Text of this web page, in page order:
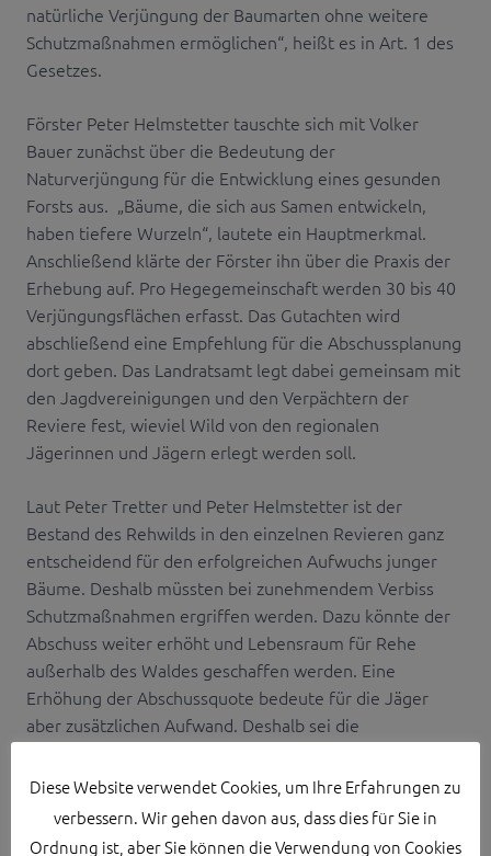
natürliche Verjüngung der Baumarten ohne weitere
Schutzmaßnahmen ermöglichen“, heißt es in Art. 1 des
Gesetzes.
Förster Peter Helmstetter tauschte sich mit Volker
Bauer zunächst über die Bedeutung der
Naturverjüngung für die Entwicklung eines gesunden
Forsts aus. „Bäume, die sich aus Samen entwickeln,
haben tiefere Wurzeln“, lautete ein Hauptmerkmal.
Anschließend klärte der Förster ihn über die Praxis der
Erhebung auf. Pro Hegegemeinschaft werden 30 bis 40
Verjüngungsflächen erfasst. Das Gutachten wird
abschließend eine Empfehlung für die Abschussplanung
dort geben. Das Landratsamt legt dabei gemeinsam mit
den Jagdvereinigungen und den Verpächtern der
Reviere fest, wieviel Wild von den regionalen
Jägerinnen und Jägern erlegt werden soll.
Laut Peter Tretter und Peter Helmstetter ist der
Bestand des Rehwilds in den einzelnen Revieren ganz
entscheidend für den erfolgreichen Aufwuchs junger
Bäume. Deshalb müssten bei zunehmendem Verbiss
Schutzmaßnahmen ergriffen werden. Dazu könnte der
Abschuss weiter erhöht und Lebensraum für Rehe
außerhalb des Waldes geschaffen werden. Eine
Erhöhung der Abschussquote bedeute für die Jäger
aber zusätzlichen Aufwand. Deshalb sei die
Volker Bauer ist selbst Jäger und Präsident des
Mittelfränkischen Jagdverbands. Als Befürworter von
Diese Website verwendet Cookies, um Ihre Erfahrungen zu
verbessern. Wir gehen davon aus, dass dies für Sie in
Ordnung ist, aber Sie können die Verwendung von Cookies